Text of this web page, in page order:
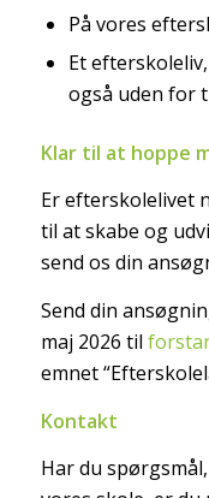
På vores
Et
også uden for
Klar til at hoppe
Er efterskolelivet
til at skabe og
send os din
Send din
maj 2026 til
emnet
Kontakt
Har du